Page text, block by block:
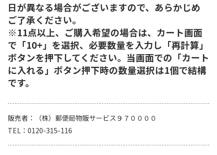
日が異なる場合がございますので、あらかじめ
ご了承ください。
※11点以上、ご購入希望の場合は、カート画面
で「10+」を選択、必要数量を入力し「再計算」
ボタンを押下してください。当画面での「カート
に入れる」ボタン押下時の数量選択は1個で結構
です。
販売者
（株）郵便局物販サービス９７００００
TEL
0120-315-116